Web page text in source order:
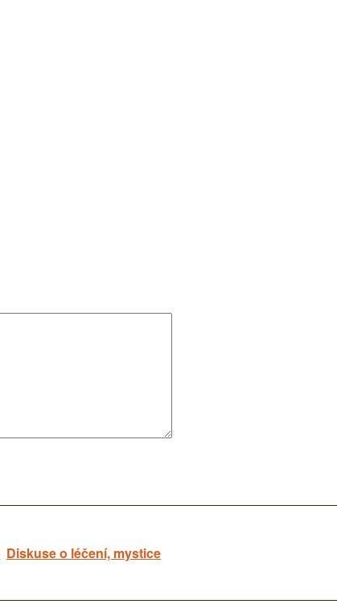
Diskuse o léčení, mystice